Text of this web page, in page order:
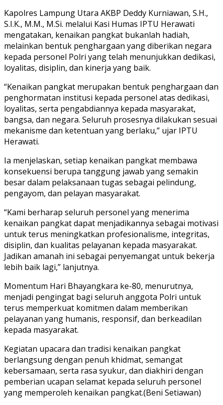
Kapolres Lampung Utara AKBP Deddy Kurniawan, S.H.,
S.I.K., M.M., M.Si. melalui Kasi Humas IPTU Herawati
mengatakan, kenaikan pangkat bukanlah hadiah,
melainkan bentuk penghargaan yang diberikan negara
kepada personel Polri yang telah menunjukkan dedikasi,
loyalitas, disiplin, dan kinerja yang baik.
“Kenaikan pangkat merupakan bentuk penghargaan dan
penghormatan institusi kepada personel atas dedikasi,
loyalitas, serta pengabdiannya kepada masyarakat,
bangsa, dan negara. Seluruh prosesnya dilakukan sesuai
mekanisme dan ketentuan yang berlaku,” ujar IPTU
Herawati.
Ia menjelaskan, setiap kenaikan pangkat membawa
konsekuensi berupa tanggung jawab yang semakin
besar dalam pelaksanaan tugas sebagai pelindung,
pengayom, dan pelayan masyarakat.
“Kami berharap seluruh personel yang menerima
kenaikan pangkat dapat menjadikannya sebagai motivasi
untuk terus meningkatkan profesionalisme, integritas,
disiplin, dan kualitas pelayanan kepada masyarakat.
Jadikan amanah ini sebagai penyemangat untuk bekerja
lebih baik lagi,” lanjutnya.
Momentum Hari Bhayangkara ke-80, menurutnya,
menjadi pengingat bagi seluruh anggota Polri untuk
terus memperkuat komitmen dalam memberikan
pelayanan yang humanis, responsif, dan berkeadilan
kepada masyarakat.
Kegiatan upacara dan tradisi kenaikan pangkat
berlangsung dengan penuh khidmat, semangat
kebersamaan, serta rasa syukur, dan diakhiri dengan
pemberian ucapan selamat kepada seluruh personel
yang memperoleh kenaikan pangkat.(Beni Setiawan)